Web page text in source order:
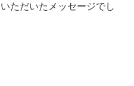
ただいたメッセージでし